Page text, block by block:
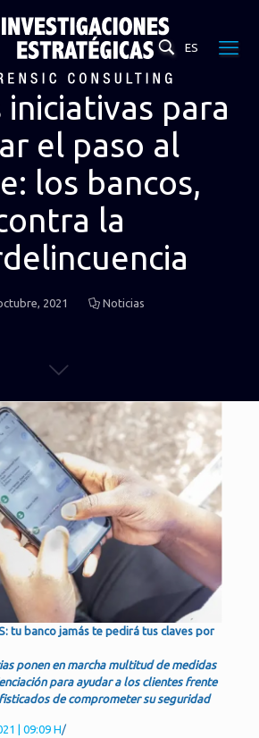
ES
iniciativas para
el paso al
los bancos,
la
2021 Noticias
tu banco jamás te pedirá tus claves por
ponen en marcha multitud de medidas
para ayudar a los clientes frente
de comprometer su seguridad
| 09:09 H/